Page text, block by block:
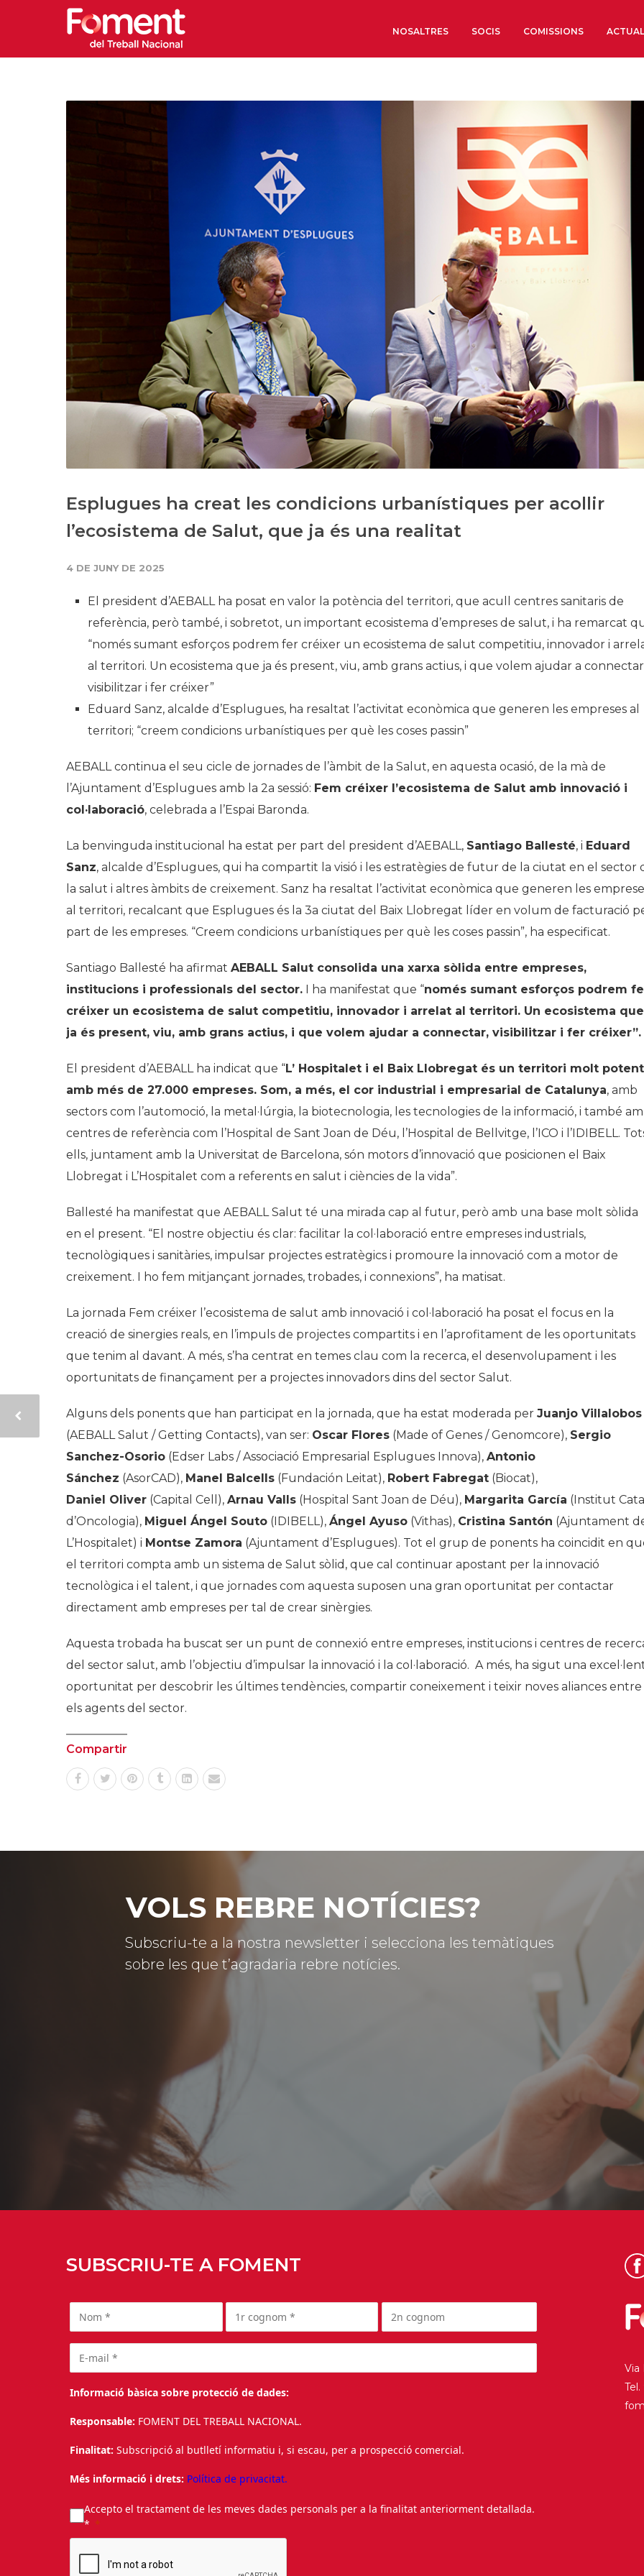
NOSALTRES
Òrgans Consultius
Estructura Executiva
Institut d’Estudis
Societat Barcelonesa
Econòmics i Socials
Organitzacions
Organitzacions
Història
Galeria de Presidents
Biblioteca Arxiu
Seu Social
SOCIS COMISSIONS
Esplugues ha creat les condicions urbanístiques per acollir
l’ecosistema de Salut, que ja és una realitat
4 DE JUNY DE 2025
El president d’AEBALL ha posat en valor la potència del territori, que acull centres sanitaris de
referència, però també, i sobretot, un important ecosistema d’empreses de salut, i ha remarcat
“només sumant esforços podrem fer créixer un ecosistema de salut competitiu, innovador i
al territori. Un ecosistema que ja és present, viu, amb grans actius, i que volem ajudar a
visibilitzar i fer créixer”
Eduard Sanz, alcalde d’Esplugues, ha resaltat l’activitat econòmica que generen les empreses al
territori; “creem condicions urbanístiques per què les coses passin”
AEBALL continua el seu cicle de jornades de l’àmbit de la Salut, en aquesta ocasió, de la mà de
l’Ajuntament d’Esplugues amb la 2a sessió: Fem créixer l’ecosistema de Salut amb innovació i
col·laboració, celebrada a l’Espai Baronda.
La benvinguda institucional ha estat per part del president d’AEBALL, Santiago Ballesté, i Eduard
Sanz, alcalde d’Esplugues, qui ha compartit la visió i les estratègies de futur de la ciutat en el sector
la salut i altres àmbits de creixement. Sanz ha resaltat l’activitat econòmica que generen les
al territori, recalcant que Esplugues és la 3a ciutat del Baix Llobregat líder en volum de facturació
part de les empreses. “Creem condicions urbanístiques per què les coses passin”, ha especificat.
Santiago Ballesté ha afirmat AEBALL Salut consolida una xarxa sòlida entre empreses,
institucions i professionals del sector. I ha manifestat que “només sumant esforços podrem
créixer un ecosistema de salut competitiu, innovador i arrelat al territori. Un ecosistema que
ja és present, viu, amb grans actius, i que volem ajudar a connectar, visibilitzar i fer créixer”.
El president d’AEBALL ha indicat que “L’ Hospitalet i el Baix Llobregat és un territori molt potent
amb més de 27.000 empreses. Som, a més, el cor industrial i empresarial de Catalunya, amb
sectors com l’automoció, la metal·lúrgia, la biotecnologia, les tecnologies de la informació, i també
centres de referència com l’Hospital de Sant Joan de Déu, l’Hospital de Bellvitge, l’ICO i l’IDIBELL.
ells, juntament amb la Universitat de Barcelona, són motors d’innovació que posicionen el Baix
Llobregat i L’Hospitalet com a referents en salut i ciències de la vida”.
Ballesté ha manifestat que AEBALL Salut té una mirada cap al futur, però amb una base molt sòlida
en el present. “El nostre objectiu és clar: facilitar la col·laboració entre empreses industrials,
tecnològiques i sanitàries, impulsar projectes estratègics i promoure la innovació com a motor de
creixement. I ho fem mitjançant jornades, trobades, i connexions”, ha matisat.
La jornada Fem créixer l’ecosistema de salut amb innovació i col·laboració ha posat el focus en la
creació de sinergies reals, en l’impuls de projectes compartits i en l’aprofitament de les oportunitats
que tenim al davant. A més, s’ha centrat en temes clau com la recerca, el desenvolupament i les
oportunitats de finançament per a projectes innovadors dins del sector Salut.
Alguns dels ponents que han participat en la jornada, que ha estat moderada per Juanjo Villalobos
(AEBALL Salut / Getting Contacts), van ser: Oscar Flores (Made of Genes / Genomcore), Sergio
Sanchez-Osorio (Edser Labs / Associació Empresarial Esplugues Innova), Antonio
Sánchez (AsorCAD), Manel Balcells (Fundación Leitat), Robert Fabregat (Biocat),
Daniel Oliver (Capital Cell), Arnau Valls (Hospital Sant Joan de Déu), Margarita García (Institut
d’Oncologia), Miguel Ángel Souto (IDIBELL), Ángel Ayuso (Vithas), Cristina Santón (Ajuntament
L’Hospitalet) i Montse Zamora (Ajuntament d’Esplugues). Tot el grup de ponents ha coincidit en
el territori compta amb un sistema de Salut sòlid, que cal continuar apostant per la innovació
tecnològica i el talent, i que jornades com aquesta suposen una gran oportunitat per contactar
directament amb empreses per tal de crear sinèrgies.
Aquesta trobada ha buscat ser un punt de connexió entre empreses, institucions i centres de
del sector salut, amb l’objectiu d’impulsar la innovació i la col·laboració. A més, ha sigut una
oportunitat per descobrir les últimes tendències, compartir coneixement i teixir noves aliances entre
els agents del sector.
Compartir
VOLS REBRE NOTÍCIES?
Subscriu-te a la nostra newsletter i selecciona les temàtiques
sobre les que t’agradaria rebre notícies.
SUBSCRIU-TE A FOMENT
Informació bàsica sobre protecció de dades:
Responsable: FOMENT DEL TREBALL NACIONAL.
Finalitat: Subscripció al butlletí informatiu i, si escau, per a prospecció comercial.
Més informació i drets: Política de privacitat.
Accepto el tractament de les meves dades personals per a la finalitat anteriorment detallada.
*
Via